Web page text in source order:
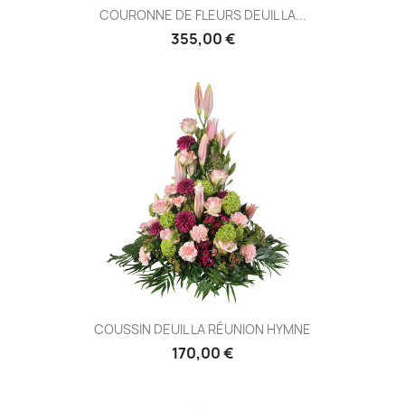
COURONNE DE FLEURS DEUIL LA...
355,00 €
COUSSIN DEUIL LA RÉUNION HYMNE
170,00 €